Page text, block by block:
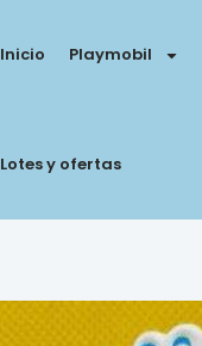
Inicio Playmobil
Lotes y ofertas